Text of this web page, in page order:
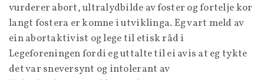
vurderer abort, ultralydbilde av foster og fortelje kor
langt fostera er komne i utviklinga. Eg vart meld av
ein abortaktivist og lege til etisk råd i
Legeforeningen fordi eg uttalte til ei avis at eg tykte
det var sneversynt og intolerant av